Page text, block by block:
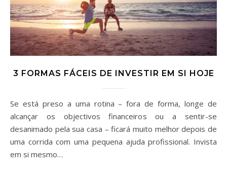
3 FORMAS FÁCEIS DE INVESTIR EM SI HOJE
Se está preso a uma rotina – fora de forma, longe de
alcançar os objectivos financeiros ou a sentir-se
desanimado pela sua casa – ficará muito melhor depois de
uma corrida com uma pequena ajuda profissional. Invista
em si mesmo…